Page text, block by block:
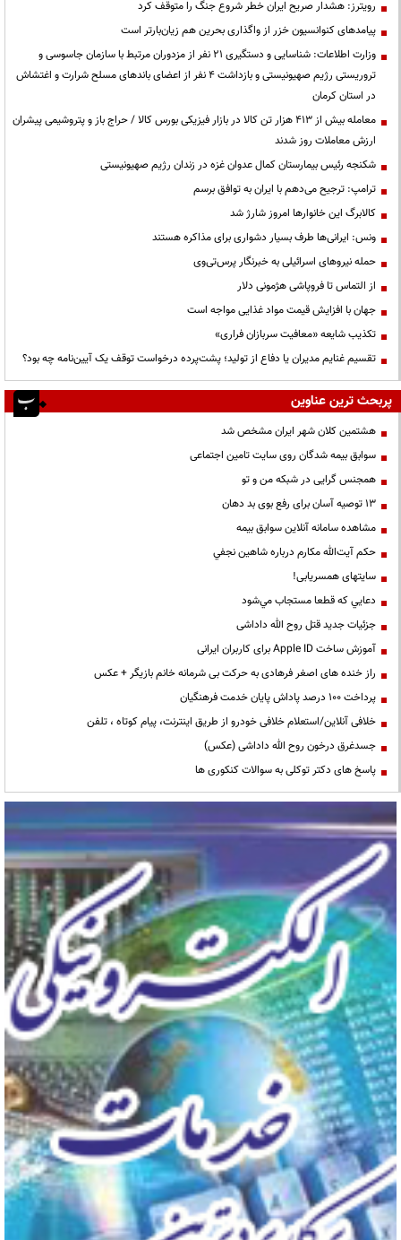
رویترز: هشدار صریح ایران خطر شروع جنگ را متوقف کرد
پیامدهای کنوانسیون خزر از واگذاری بحرین هم زیان‌بارتر است
وزارت اطلاعات: شناسایی و دستگیری ۲۱ نفر از مزدوران مرتبط با سازمان جاسوسی و
تروریستی رژیم صهیونیستی و بازداشت ۴ نفر از اعضای باندهای مسلح شرارت و اغتشاش
در استان کرمان
معامله بیش از ۴۱۳ هزار تن کالا در بازار فیزیکی بورس کالا / حراج باز و پتروشیمی پیشران
ارزش معاملات روز شدند
شکنجه رئیس بیمارستان کمال عدوان غزه در زندان رژیم صهیونیستی
ترامپ: ترجیح می‌دهم با ایران به توافق برسم
کالابرگ این خانوارها امروز شارژ شد
ونس: ایرانی‌ها طرف بسیار دشواری برای مذاکره هستند
حمله نیروهای اسرائیلی به خبرنگار پرس‌تی‌وی
از التماس تا فروپاشی هژمونی دلار
جهان با افزایش قیمت مواد غذایی مواجه است
تکذیب شایعه «معافیت سربازان فراری»
تقسیم غنایم مدیران یا دفاع از تولید؛ پشت‌پرده درخواست توقف یک آیین‌نامه چه بود؟
پربحث ترین عناوین
هشتمین کلان شهر ایران مشخص شد
سوابق بیمه شدگان روی سایت تامین اجتماعی
همجنس گرایی در شبکه من و تو
13 توصیه آسان برای رفع بوی بد دهان
مشاهده سامانه آنلاين سوابق بیمه
حكم آيت‌الله مكارم درباره شاهين نجفي
سایتهای همسریابی!
دعايي كه قطعا مستجاب مي‌شود
جزئیات جدید قتل روح الله داداشی
آموزش ساخت Apple ID برای کاربران ایرانی
راز خنده های اصغر فرهادی به حرکت بی شرمانه خانم بازیگر + عکس
پرداخت ۱۰۰ درصد پاداش پایان خدمت فرهنگیان
خلافی آنلاین/استعلام خلافی خودرو از طریق اینترنت، پیام کوتاه ، تلفن
جسدغرق درخون روح الله داداشی (عکس)
پاسخ های دکتر توکلی به سوالات کنکوری ها